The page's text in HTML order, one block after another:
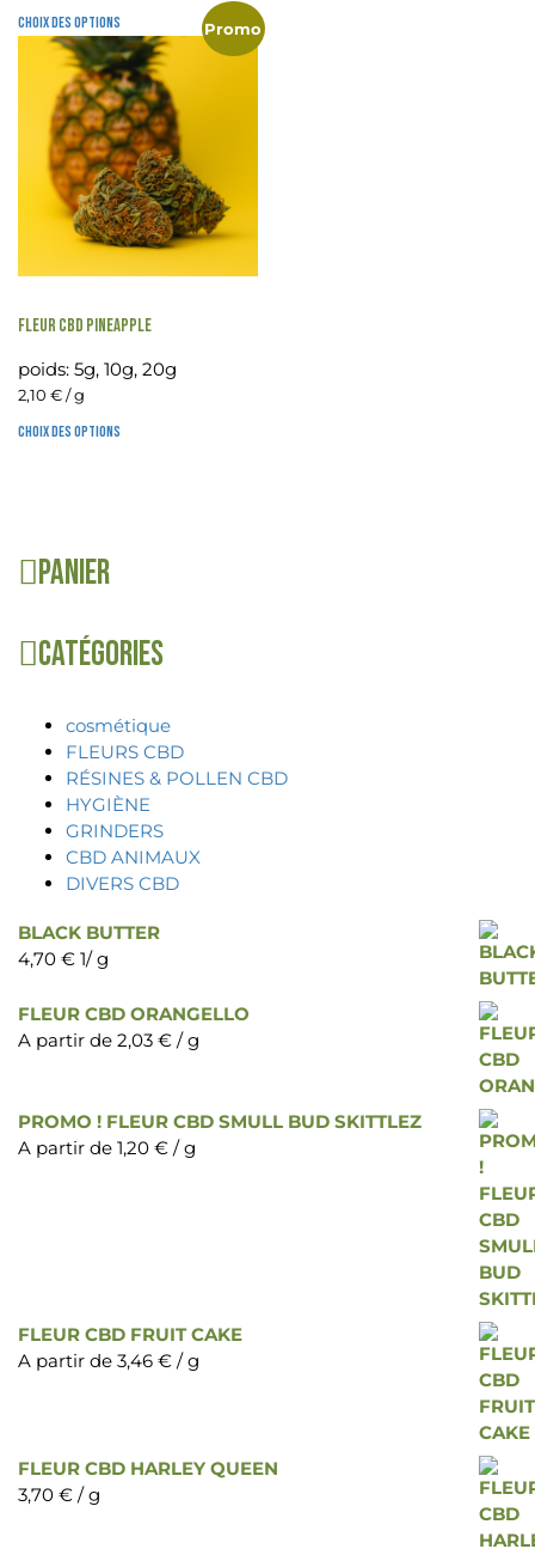
Choix des options Promo
FLEUR CBD PINEAPPLE
poids: 5g, 10g, 20g
2,10 € / g
Choix des options
Panier
Catégories
cosmétique
FLEURS CBD
RÉSINES & POLLEN CBD
HYGIÈNE
GRINDERS
CBD ANIMAUX
DIVERS CBD
BLACK BUTTER
4,70 € 1/ g
FLEUR CBD ORANGELLO
A partir de 2,03 € / g
PROMO ! FLEUR CBD SMULL BUD SKITTLEZ
A partir de 1,20 € / g
FLEUR CBD FRUIT CAKE
A partir de 3,46 € / g
FLEUR CBD HARLEY QUEEN
3,70 € / g